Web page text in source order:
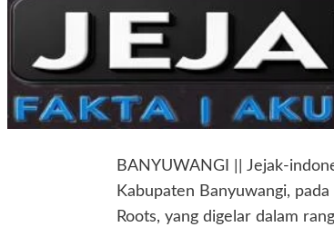
BANYUWANGI || Jejak-
Kabupaten Banyuwangi,
Roots, yang digelar dalam